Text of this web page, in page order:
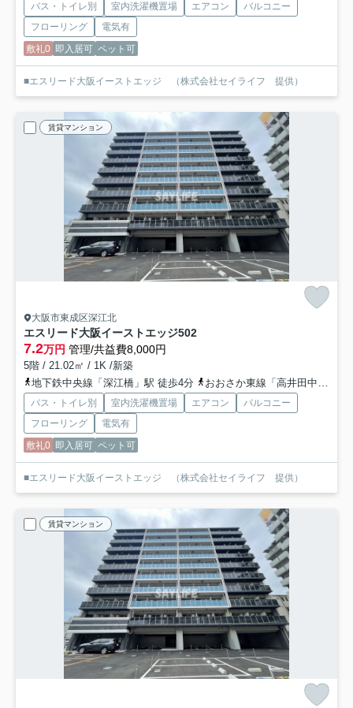
バス・トイレ別 室内洗濯機置場 エアコン
バルコニー
フローリング
電気有
敷礼0 即入居可 ペット可
■エスリード大阪イーストエッジ （株式会社セイライフ 提供）
賃貸マンション
大阪市東成区深江北
エスリード大阪イーストエッジ502
7.2万円 管理/共益費8,000円
5階 / 21.02㎡ / 1K /新築
地下鉄中央線「深江橋」駅 徒歩4分
おおさか東線「高井田中央」駅 徒歩15分
バス・トイレ別 室内洗濯機置場 エアコン
バルコニー
フローリング
電気有
敷礼0 即入居可 ペット可
■エスリード大阪イーストエッジ （株式会社セイライフ 提供）
賃貸マンション